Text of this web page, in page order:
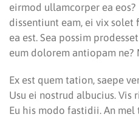
eirmod ullamcorper ea eos?
dissentiunt eam, ei vix solet
ea est. Sea possim
eum dolorem antiopam ne?
Ex est quem tation, saepe
Usu ei nostrud albucius. Vis
Eu his modo fastidii. An